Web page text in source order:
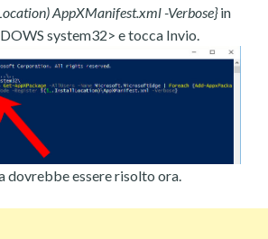
AppXManifest.xml -Verbose}in
system32> e tocca Invio.
dovrebbe essere risolto ora.